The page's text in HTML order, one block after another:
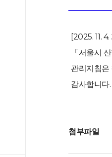
[2025. 11.
「서울시
관리지침은
감사합니다.
첨부파일